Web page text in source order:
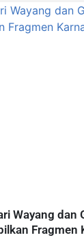
Wayang dan
Fragmen